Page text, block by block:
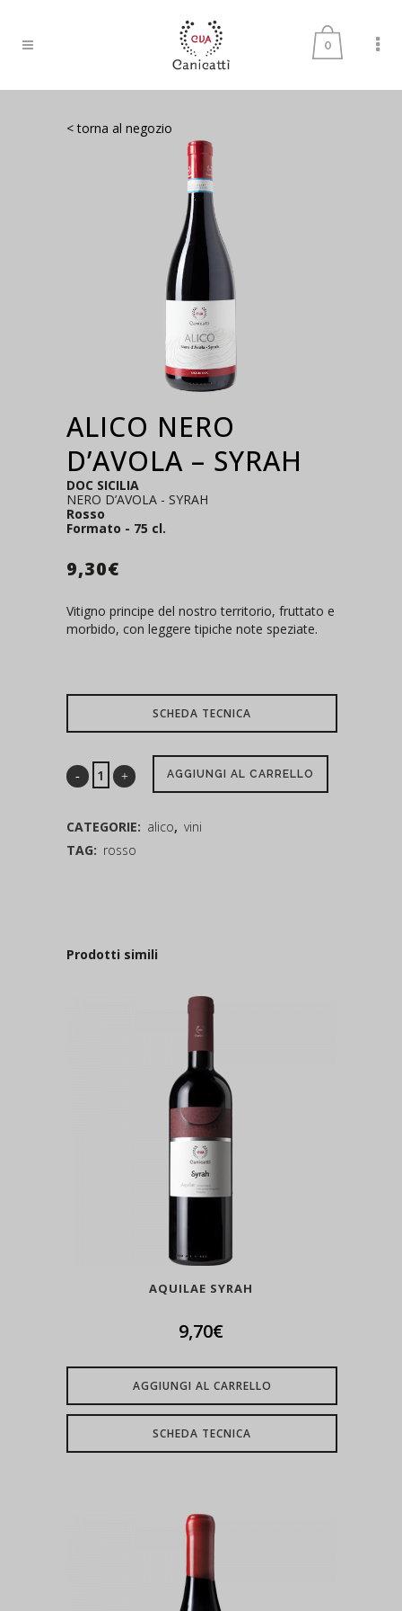
0
< torna al negozio
ALICO NERO
D’AVOLA – SYRAH
DOC SICILIA
NERO D’AVOLA - SYRAH
Rosso
Formato - 75 cl.
9,30€
Vitigno principe del nostro territorio, fruttato e
morbido, con leggere tipiche note speziate.
SCHEDA TECNICA
AGGIUNGI AL CARRELLO
CATEGORIE: alico, vini
TAG: rosso
Prodotti simili
AQUILAE SYRAH
9,70€
AGGIUNGI AL CARRELLO
SCHEDA TECNICA